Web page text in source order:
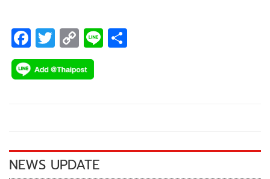
F
ac
e
k
T
wi
tt
C
o
p
k
Li
NEWS UPDATE